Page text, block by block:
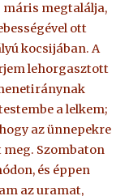
máris megtalálja,
ott
kocsijában. A
lehorgasztott
a lelkem;
az ünnepekre
Szombaton
és éppen
az uramat,